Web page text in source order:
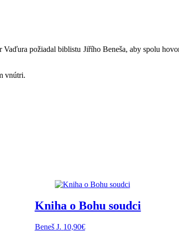
požiadal biblistu Jiřího Beneša, aby spolu
vnútri.
Kniha o Bohu soudci
Beneš J. 10,90€